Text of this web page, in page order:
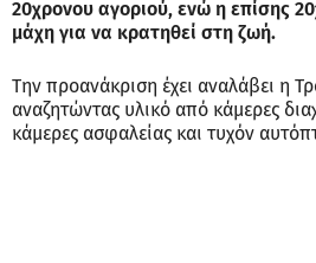
20χρονου αγοριού, ενώ η επίσης
μάχη για να κρατηθεί στη ζωή.
Την προανάκριση έχει αναλάβει η
αναζητώντας υλικό από κάμερες
κάμερες ασφαλείας και τυχόν